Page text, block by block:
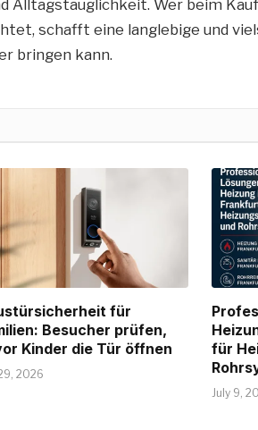
Alltagstauglichkeit. Wer beim
schafft eine langlebige und
bringen kann.
für
Besucher prüfen,
Kinder die Tür öffnen
2026
für
July 9,